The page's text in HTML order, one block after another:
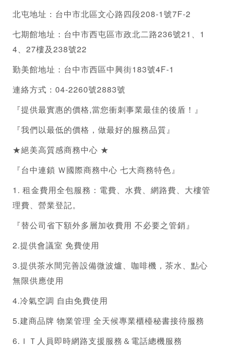
北屯地址：台中市北區文心路四段208-1號7F-2
七期館地址：台中市西屯區市政北二路236號21、1
4、27樓及238號22
勤美館地址：台中市西區中興街183號4F-1
連絡方式：04-2260號2883號
『提供最實惠的價格,當您衝刺事業最佳的後盾！』
『我們以最低的價格，做最好的服務品質』
★絕美高質感商務中心 ★
『台中連鎖 Ｗ國際商務中心 七大商務特色』
1. 租金費用全包服務：電費、水費、網路費、大樓管
理費、 營業登記。
『替公司省下額外多層加收費用 不必要之管銷』
2.提供會議室 免費使用
3.提供茶水間完善設備微波爐、咖啡機，茶水、點心
無限供應使用
4.冷氣空調 自由免費使用
5.建商品牌 物業管理 全天候專業櫃檯秘書接待服務
6.ＩＴ人員即時網路支援服務＆電話總機服務